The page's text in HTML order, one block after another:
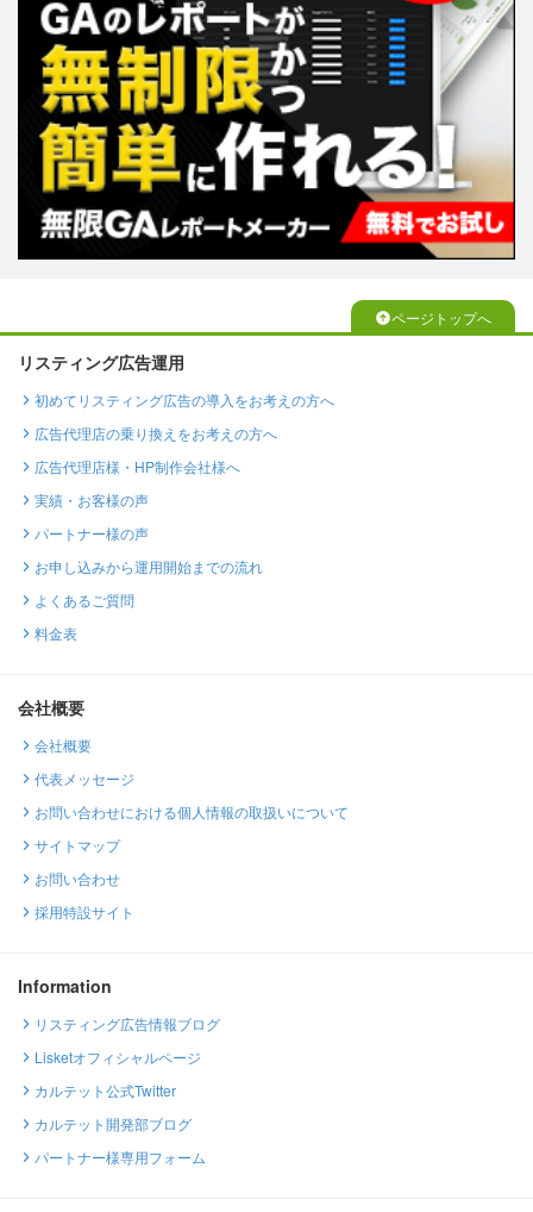
ページトップへ
リスティング広告運用
初めてリスティング広告の導入をお考えの方へ
広告代理店の乗り換えをお考えの方へ
広告代理店様・HP制作会社様へ
実績・お客様の声
パートナー様の声
お申し込みから運用開始までの流れ
よくあるご質問
料金表
会社概要
会社概要
代表メッセージ
お問い合わせにおける個人情報の取扱いについて
サイトマップ
お問い合わせ
採用特設サイト
Information
リスティング広告情報ブログ
Lisketオフィシャルページ
カルテット公式Twitter
カルテット開発部ブログ
パートナー様専用フォーム